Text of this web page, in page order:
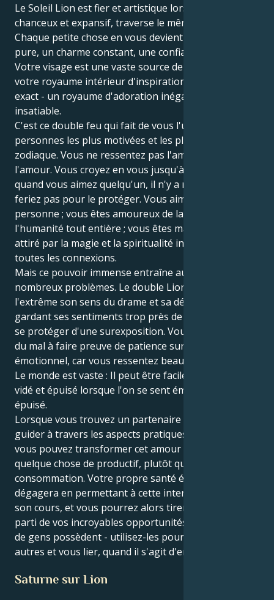
Le Soleil Lion est fier et artistique lorsque Jupiter,
chanceux et expansif, traverse le même signe !
Chaque petite chose en vous devient une énergie
pure, un charme constant, une confiance en soi.
Votre visage est une vaste source de vibrations et
votre royaume intérieur d'inspiration est son reflet
exact - un royaume d'adoration inégalée et
insatiable.
C'est ce double feu qui fait de vous l'une des
personnes les plus motivées et les plus actives du
zodiaque. Vous ne ressentez pas l'amour, vous êtes
l'amour. Vous croyez en vous jusqu'à la moelle, et
quand vous aimez quelqu'un, il n'y a rien que vous ne
feriez pas pour le protéger. Vous aimez plus d'une
personne ; vous êtes amoureux de la vie et de
l'humanité tout entière ; vous êtes magnétiquement
attiré par la magie et la spiritualité inhérentes à
toutes les connexions.
Mais ce pouvoir immense entraîne aussi de
nombreux problèmes. Le double Lion peut pousser à
l'extrême son sens du drame et sa délicatesse, en
gardant ses sentiments trop près de sa poitrine pour
se protéger d'une surexposition. Vous pourriez avoir
du mal à faire preuve de patience sur le plan
émotionnel, car vous ressentez beaucoup de choses.
Le monde est vaste : Il peut être facile de se sentir
vidé et épuisé lorsque l'on se sent émotionnellement
épuisé.
Lorsque vous trouvez un partenaire qui peut vous
guider à travers les aspects pratiques de tout cela,
vous pouvez transformer cet amour sans fin en
quelque chose de productif, plutôt qu'en
consommation. Votre propre santé émotionnelle se
dégagera en permettant à cette intensité de suivre
son cours, et vous pourrez alors tirer le meilleur
parti de vos incroyables opportunités, que très peu
de gens possèdent - utilisez-les pour guérir les
autres et vous lier, quand il s'agit d'en arriver là.
Saturne sur Lion